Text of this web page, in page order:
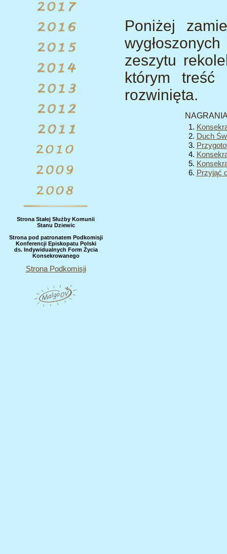
Strona Stałej Służby Komunii
Stanu Dziewic
Strona pod patronatem Podkomisji
Konferencji Episkopatu Polski
ds. Indywidualnych Form Życia
Konsekrowanego
Strona Podkomisji
Poniżej
zeszytu
którym treść
rozwinięta.
Duch
Przyjąć